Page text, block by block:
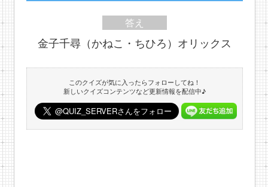
答え
金子千尋（かねこ・ちひろ）オリックス
このクイズが気に入ったらフォローしてね！
新しいクイズコンテンツなど更新情報を配信中♪